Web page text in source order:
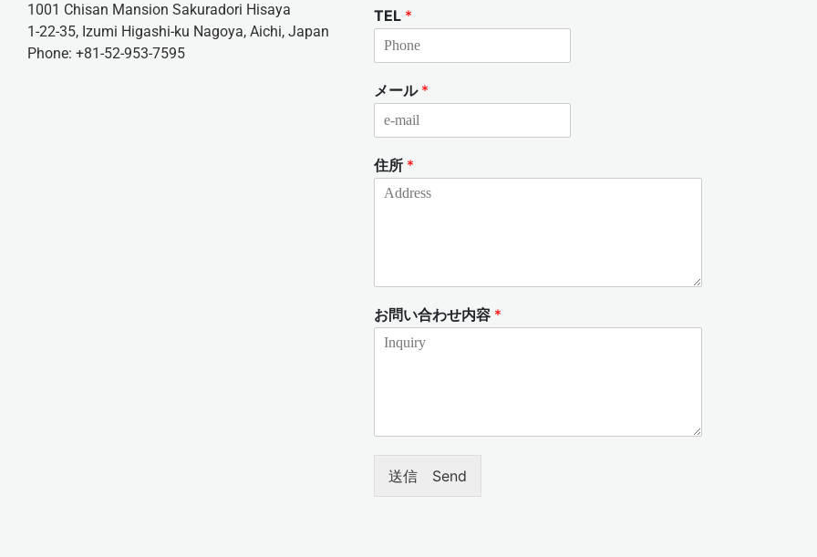
1001 Chisan Mansion Sakuradori Hisaya
1-22-35, Izumi Higashi-ku Nagoya, Aichi, Japan
Phone: +81-52-953-7595
TEL *
メール *
住所 *
お問い合わせ内容 *
送信 Send